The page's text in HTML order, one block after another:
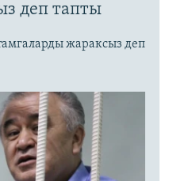
деп тапты
жараксыз деп